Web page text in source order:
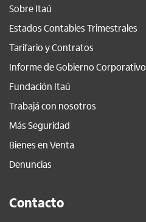
Sobre Itaú
Estados Contables Trimestrales
Tarifario y Contratos
Informe de Gobierno Corporativo
Fundación Itaú
Trabajá con nosotros
Más Seguridad
Bienes en Venta
Denuncias
Contacto